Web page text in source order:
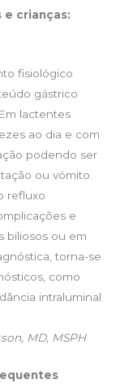
crianças:
fisiológico
gástrico
lactentes
ao dia e com
podendo ser
ou vómito.
refluxo
e
biliosos ou em
torna-se
como
intraluminal
MD, MSPH